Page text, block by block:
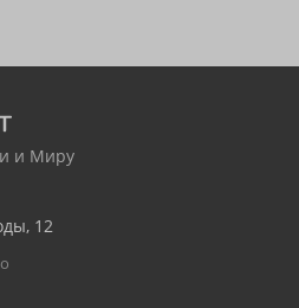
и Миру
12